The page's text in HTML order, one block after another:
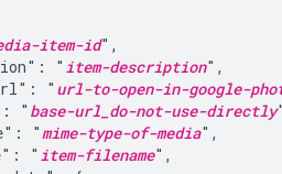
item-id",
"
item-description",
"
url-to-open-in-google-
"
base-url_do-not-use-directly
"
mime-type-of-media",
"
item-filename",